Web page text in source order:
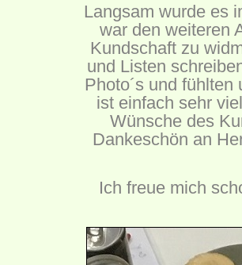
Langsam wurde es
war den weiteren
Kundschaft zu
und Listen
Photo´s und
ist einfach sehr
Wünsche des
Dankeschön an
Ich freue mich